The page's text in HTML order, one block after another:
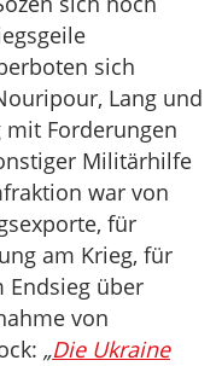
sich
Lang und
Forderungen
Militärhilfe
war von
für
am Krieg, für
Endsieg über
von
„Die Ukraine